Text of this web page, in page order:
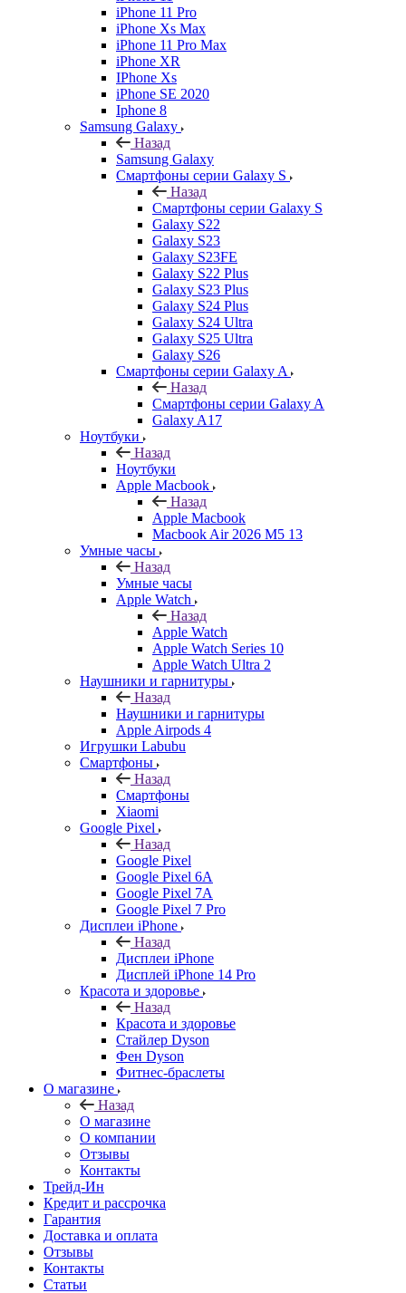
iPhone 11 Pro
iPhone Xs Max
iPhone 11 Pro Max
iPhone XR
IPhone Xs
iPhone SE 2020
Iphone 8
Samsung Galaxy
Назад
Samsung Galaxy
Смартфоны серии Galaxy S
Назад
Смартфоны серии Galaxy S
Galaxy S22
Galaxy S23
Galaxy S23FE
Galaxy S22 Plus
Galaxy S23 Plus
Galaxy S24 Plus
Galaxy S24 Ultra
Galaxy S25 Ultra
Galaxy S26
Смартфоны серии Galaxy A
Назад
Смартфоны серии Galaxy A
Galaxy A17
Ноутбуки
Назад
Ноутбуки
Apple Macbook
Назад
Apple Macbook
Macbook Air 2026 M5 13
Умные часы
Назад
Умные часы
Apple Watch
Назад
Apple Watch
Apple Watch Series 10
Apple Watch Ultra 2
Наушники и гарнитуры
Назад
Наушники и гарнитуры
Apple Airpods 4
Игрушки Labubu
Смартфоны
Назад
Смартфоны
Xiaomi
Google Pixel
Назад
Google Pixel
Google Pixel 6A
Google Pixel 7А
Google Pixel 7 Pro
Дисплеи iPhone
Назад
Дисплеи iPhone
Дисплей iPhone 14 Pro
Красота и здоровье
Назад
Красота и здоровье
Стайлер Dyson
Фен Dyson
Фитнес-браслеты
О магазине
Назад
О магазине
О компании
Отзывы
Контакты
Трейд-Ин
Кредит и рассрочка
Гарантия
Доставка и оплата
Отзывы
Контакты
Статьи